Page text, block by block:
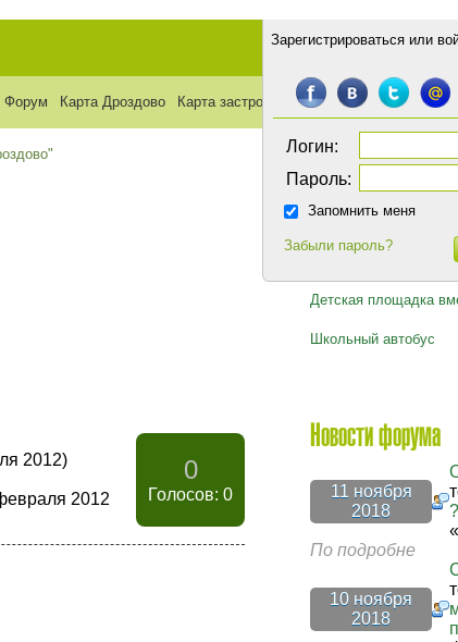
Форум Карта Дроздово Карта застройки Транспорт Статьи
Зарегистрироватьсяили
Логин:
Пароль:
Запомнить меня
Забыли пароль?
2012)
2012
0
Голосов: 0
Детская площадка
Школьный автобус
Новости форума
11 ноября
2018
?
«
По подробне
10 ноября
2018